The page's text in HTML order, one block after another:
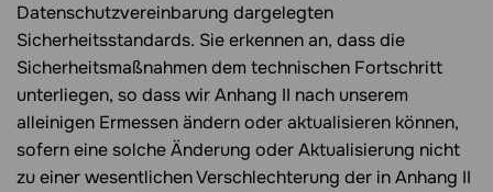
Datenschutzvereinbarung dargelegten
Sicherheitsstandards. Sie erkennen an, dass die
Sicherheitsmaßnahmen dem technischen Fortschritt
unterliegen, so dass wir Anhang II nach unserem
alleinigen Ermessen ändern oder aktualisieren können,
sofern eine solche Änderung oder Aktualisierung nicht
zu einer wesentlichen Verschlechterung der in Anhang II